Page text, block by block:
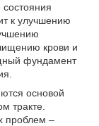
к улучшению
крови и
фундамент
основой
тракте.
проблем –